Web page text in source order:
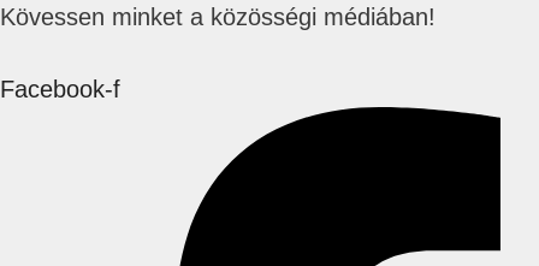
Kövessen minket a közösségi médiában!
Facebook-f